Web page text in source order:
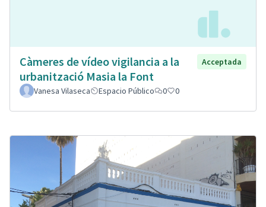
Càmeres de vídeo vigilancia a la
urbanització Masia la Font
Acceptada
Vanesa Vilaseca Espacio Público 0 0